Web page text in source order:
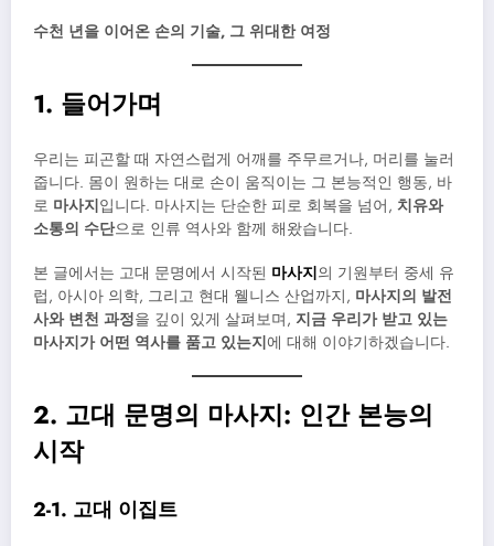
수천 년을 이어온 손의 기술, 그 위대한 여정
1. 들어가며
우리는 피곤할 때 자연스럽게 어깨를 주무르거나, 머리를 눌러
줍니다. 몸이 원하는 대로 손이 움직이는 그 본능적인 행동, 바
로 마사지입니다. 마사지는 단순한 피로 회복을 넘어, 치유와
소통의 수단으로 인류 역사와 함께 해왔습니다.
본 글에서는 고대 문명에서 시작된 마사지의 기원부터 중세 유
럽, 아시아 의학, 그리고 현대 웰니스 산업까지, 마사지의 발전
사와 변천 과정을 깊이 있게 살펴보며, 지금 우리가 받고 있는
마사지가 어떤 역사를 품고 있는지에 대해 이야기하겠습니다.
2. 고대 문명의 마사지: 인간 본능의
시작
2-1. 고대 이집트